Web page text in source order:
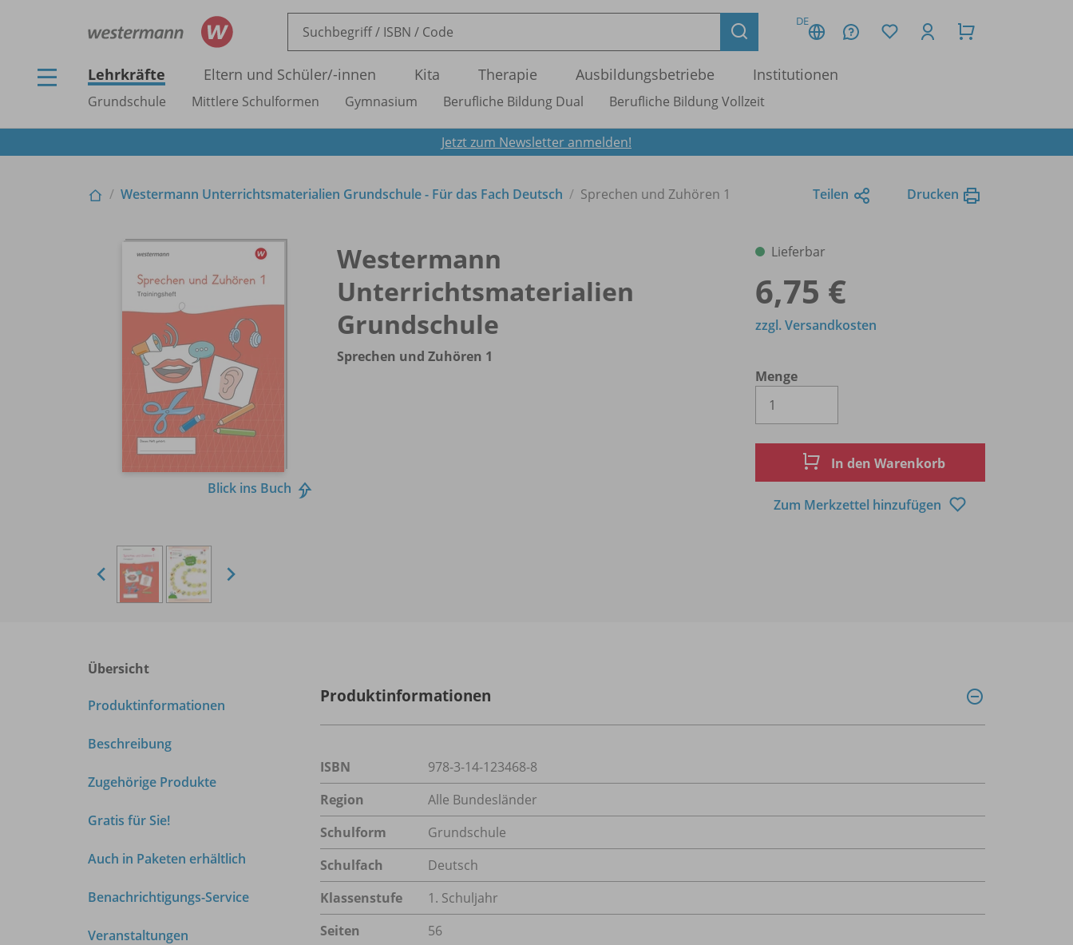
DE
Lehrkräfte Eltern und Schüler/-innen Kita Therapie Ausbildungsbetriebe Institutionen
Grundschule Mittlere Schulformen Gymnasium Berufliche Bildung Dual Berufliche Bildung Vollzeit
Jetzt zum Newsletter anmelden!
Westermann Unterrichtsmaterialien Grundschule - Für das Fach Deutsch Sprechen und Zuhören 1 Teilen Drucken
Blick ins Buch
Westermann
Unterrichtsmaterialien
Grundschule
Sprechen und Zuhören 1
Lieferbar
6,75 €
Menge
zzgl. Versandkosten
In den Warenkorb
Zum Merkzettel hinzufügen
Übersicht
Produktinformationen
Beschreibung
Zugehörige Produkte
Gratis für Sie!
Auch in Paketen erhältlich
Benachrichtigungs-Service
Veranstaltungen
Produktinformationen
ISBN
978-3-14-123468-8
Region
Alle Bundesländer
Schulform
Grundschule
Schulfach
Deutsch
Klassenstufe
1. Schuljahr
Seiten
56